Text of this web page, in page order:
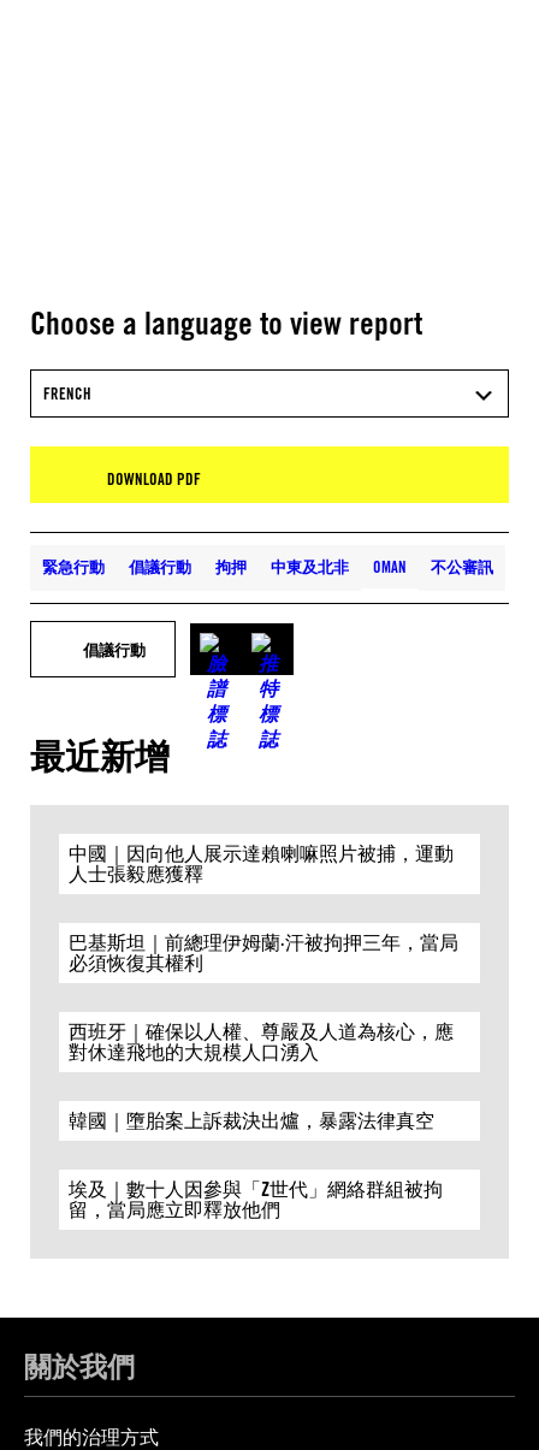
Choose a language to view report
FRENCH
DOWNLOAD PDF
緊急行動 倡議行動 拘押 中東及北非 OMAN 不公審訊
倡議行動
最近新增
中國｜因向他人展示達賴喇嘛照片被捕，運動
人士張毅應獲釋
巴基斯坦｜前總理伊姆蘭·汗被拘押三年，當局
必須恢復其權利
西班牙｜確保以人權、尊嚴及人道為核心，應
對休達飛地的大規模人口湧入
韓國｜墮胎案上訴裁決出爐，暴露法律真空
埃及｜數十人因參與「Z世代」網絡群組被拘
留，當局應立即釋放他們
關於我們
我們的治理方式